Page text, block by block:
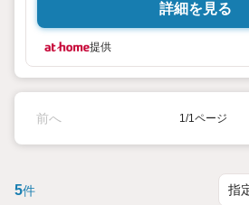
詳細を見る
提供
前へ 1/1ページ
5件